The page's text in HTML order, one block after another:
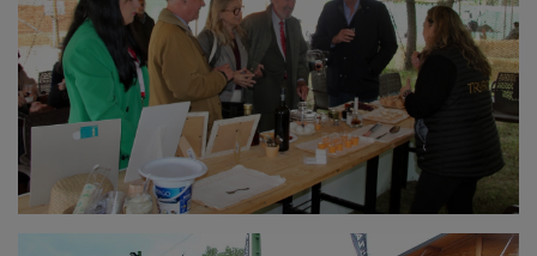
El programa de este año culminará el próximo 13 de
junio con la jornada titulada Mujeres en laGanadería
Brava, que se celebrará en la localidad de
Fuentelencina
. El encuentro tendrá lugar en las
instalaciones de laGanadería de la Moreray contará
con la colaboración de las peñas taurinas de
Galápagos y Tendilla.